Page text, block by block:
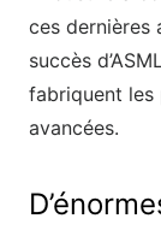
ces dernières
succès
fabriquent les
avancées.